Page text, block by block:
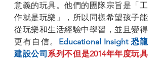
意義的玩具。他們的團隊宗旨是「工
作就是玩樂」，所以同樣希望孩子能
從玩樂和生活經驗中學習，並且變得
更有自信。 Educational Insight 恐龍
建設公司系列不但是2014年年度玩具